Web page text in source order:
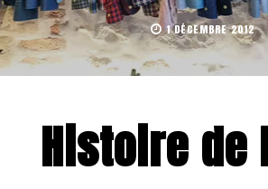
1 DÉCEMBRE 2012
Histoire de